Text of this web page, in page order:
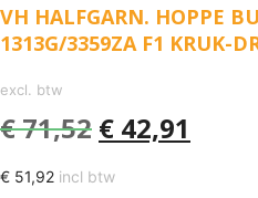
VH HALFGARN. HOPPE
1313G/3359ZA F1 KRUK-
excl. btw
€71,52 € 42,91
€ 51,92 incl btw